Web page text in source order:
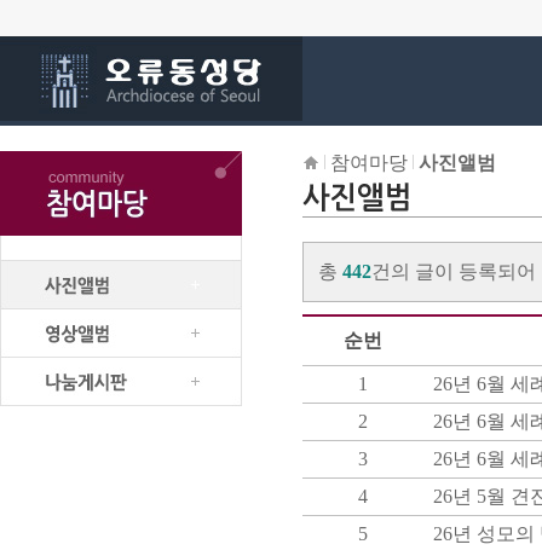
참여마당 사진앨범
총 442건의 글이 등록되어
순번
1
26년 6월 세
2
26년 6월 세
3
26년 6월 세
4
26년 5월 견
5
26년 성모의